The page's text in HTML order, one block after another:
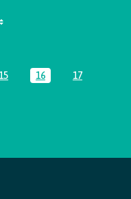
intermediárias Usar ABA
Página
15 Página
16 Página
17
para navegar.